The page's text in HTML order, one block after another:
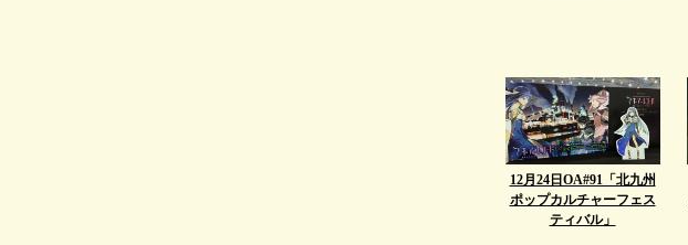
12月24日OA#91「北九州
ポップカルチャーフェス
ティバル」